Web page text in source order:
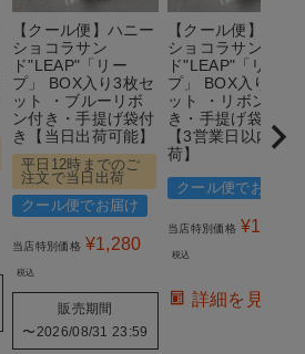
【クール便】ハニー
ショコラサン
ド"LEAP"「リー
プ」 BOX入り3枚セ
ット ・ブルーリボ
ン付き・手提げ袋付
き【当日出荷可能】
平日12時までのご
注文で当日出荷
クール便でお届け
当店特別価格 ¥1,280
税込
販売期間
〜2026/08/31 23:59
【クール便】ハニ
ショコラサン
ド"LEAP"「リー
プ」 BOX入り3枚
ット ・リボン付
き・手提げ袋付き
【3営業日以内の出
荷】
クール便でお届け
当店特別価格 ¥1,280
税込
詳細を見る